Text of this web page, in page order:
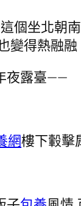
個坐北朝
變得熱融融
夜露臺——
網樓下轂擊